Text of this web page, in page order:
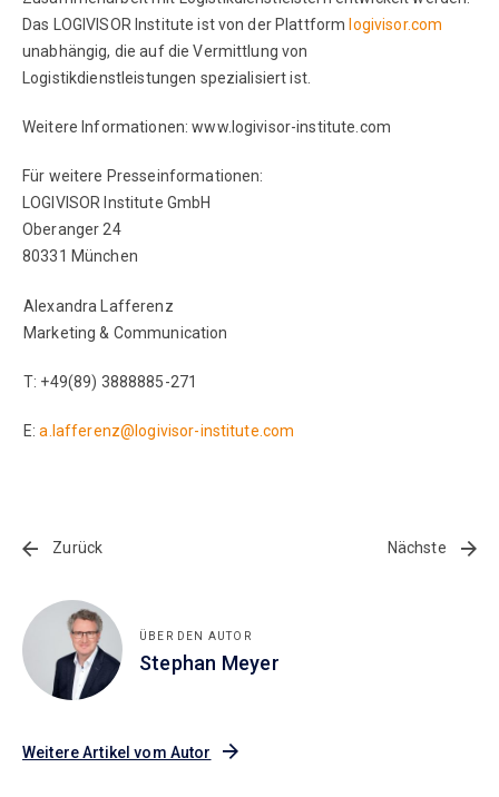
Das LOGIVISOR Institute ist von der Plattformlogivisor.com
unabhängig, die auf die Vermittlung von
Logistikdienstleistungen spezialisiert ist.
Weitere Informationen: www.logivisor-institute.com
Für weitere Presseinformationen:
LOGIVISOR Institute GmbH
Oberanger 24
80331 München
Alexandra Lafferenz
Marketing & Communication
T: +49(89) 3888885-271
E:a.lafferenz@logivisor-institute.com
Zurück Nächste
ÜBER DEN AUTOR
Stephan Meyer
Weitere Artikel vom Autor